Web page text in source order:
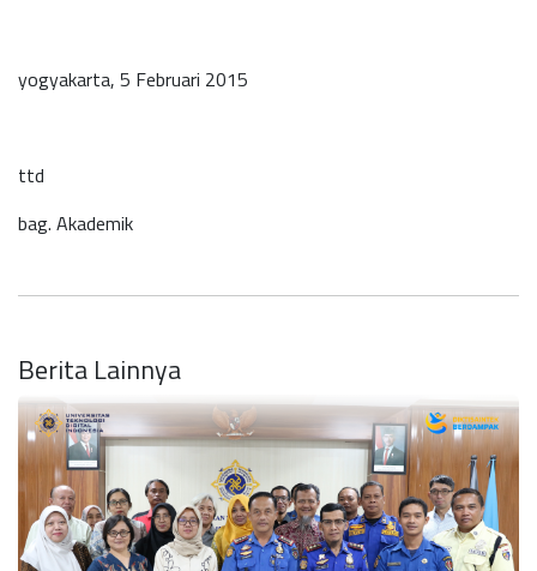
yogyakarta, 5 Februari 2015
ttd
bag. Akademik
Berita Lainnya